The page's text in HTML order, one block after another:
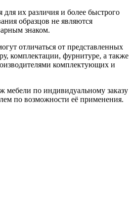
их различия и более быстрого
образцов не являются
знаком.
отличаться от представленных
комплектации, фурнитуре, а также
комплектующих и
мебели по индивидуальному заказу
по возможности её применения.